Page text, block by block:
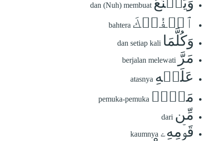
dan (Nuh) membuat
ٱلۡفُلۡكَ bahtera
وَكُلَّمَا dan setiap kali
مَرَّ berjalan melewati
عَلَيۡهِ atasnya
مَلَأٞ pemuka-pemuka
مِّن dari
قَوۡمِهِۦ kaumnya